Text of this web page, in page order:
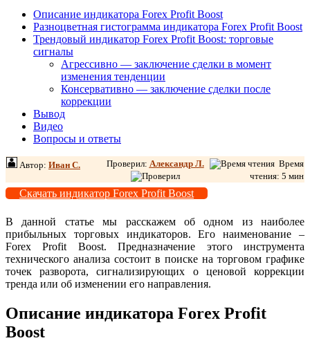
Описание индикатора Forex Profit Boost
Разноцветная гистограмма индикатора Forex Profit Boost
Трендовый индикатор Forex Profit Boost: торговые
сигналы
Агрессивно — заключение сделки в момент
изменения тенденции
Консервативно — заключение сделки после
коррекции
Вывод
Видео
Вопросы и ответы
Автор: Иван С. Проверил: Александр Л.
Время
чтения: 5 мин
Скачать индикатор Forex Profit Boost
В данной статье мы расскажем об одном из наиболее
прибыльных торговых индикаторов. Его наименование –
Forex Profit Boost. Предназначение этого инструмента
технического анализа состоит в поиске на торговом графике
точек разворота, сигнализирующих о ценовой коррекции
тренда или об изменении его направления.
Описание индикатора Forex Profit
Boost